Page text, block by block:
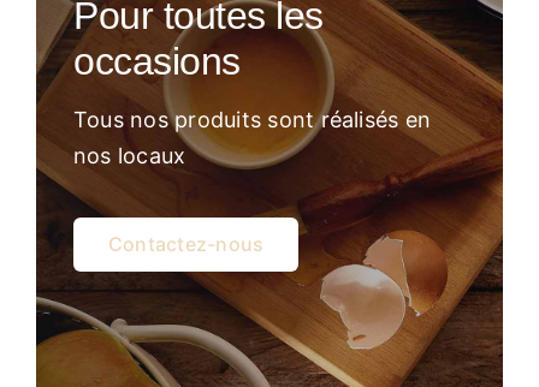
Atelier
Pour toutes les
occasions
Tous nos produits sont réalisés en
nos locaux
Contactez-nous